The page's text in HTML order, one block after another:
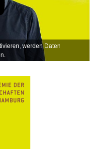
werden Daten